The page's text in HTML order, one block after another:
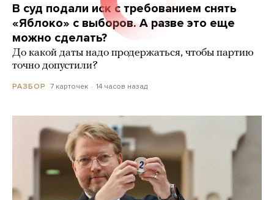
В суд подали иск с требованием снять
«Яблоко» с выборов. А разве это еще
можно сделать?
До какой даты надо продержаться, чтобы партию
точно допустили?
РАЗБОР 7 карточек 14 часов назад